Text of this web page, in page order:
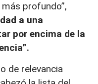
profundo”,
a una
por encima de la
de relevancia